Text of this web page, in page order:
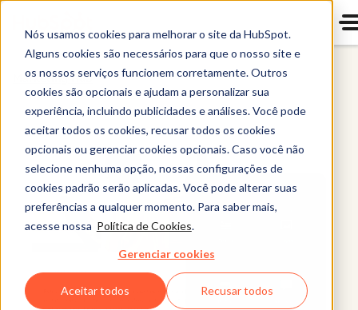
Nós usamos cookies para melhorar o site da HubSpot.
Alguns cookies são necessários para que o nosso site e
os nossos serviços funcionem corretamente. Outros
cookies são opcionais e ajudam a personalizar sua
experiência, incluindo publicidades e análises. Você pode
aceitar todos os cookies, recusar todos os cookies
opcionais ou gerenciar cookies opcionais. Caso você não
selecione nenhuma opção, nossas configurações de
cookies padrão serão aplicadas. Você pode alterar suas
preferências a qualquer momento. Para saber mais,
acesse nossa Política de Cookies.
Gerenciar cookies
Aceitar todos Recusar todos
Marketing Hub